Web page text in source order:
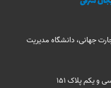
برج تجارت جهانی، دانشگاه مدیریت
یکم پلاک 151